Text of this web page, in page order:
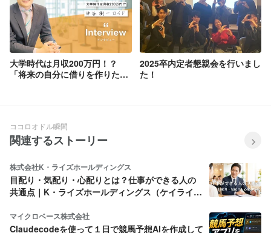
大学時代は月収200万円！？
「将来の自分に借りを作りたく
2025卒内定者懇親会を行いまし
た！
ココロオドル瞬間
関連するストーリー
株式会社K・ライズホールディングス
目配り・気配り・心配りとは？仕事ができる人の
共通点｜K・ライズホールディングス（ケイライ
マイクロベース株式会社
Claudecodeを使って１日で競馬予想AIを作成して